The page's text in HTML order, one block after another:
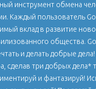
инструмент обмена
Каждый пользователь
вклад в развитие
общества.
и делать добрые дела!
сделав три добрых дела*
и фантазируй!